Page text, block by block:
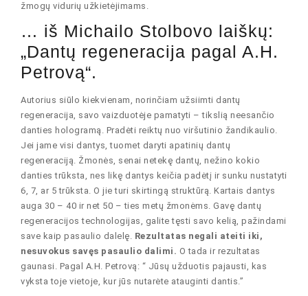
žmogų vidurių užkietėjimams.
… iš Michailo Stolbovo laiškų:
„Dantų regeneracija pagal A.H.
Petrovą“.
Autorius siūlo kiekvienam, norinčiam užsiimti dantų
regeneracija, savo vaizduotėje pamatyti – tikslią neesančio
danties hologramą. Pradėti reiktų nuo viršutinio žandikaulio.
Jei jame visi dantys, tuomet daryti apatinių dantų
regeneraciją. Žmonės, senai netekę dantų, nežino kokio
danties trūksta, nes likę dantys keičia padėtį ir sunku nustatyti
6, 7, ar 5 trūksta. O jie turi skirtingą struktūrą. Kartais dantys
auga 30 – 40 ir net 50 – ties metų žmonėms. Gavę dantų
regeneracijos technologijas, galite tęsti savo kelią, pažindami
save kaip pasaulio dalelę. Rezultatas negali ateiti iki,
nesuvokus savęs pasaulio dalimi. O tada ir rezultatas
gaunasi. Pagal A.H. Petrovą: “ Jūsų užduotis pajausti, kas
vyksta toje vietoje, kur jūs nutarėte atauginti dantis.”